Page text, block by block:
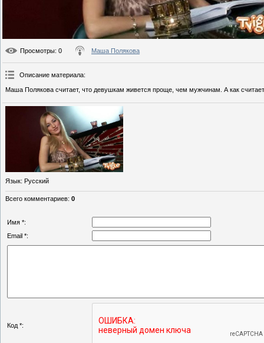
Просмотры: 0 Маша Полякова
Описание материала:
Маша Полякова считает, что девушкам живется проще, чем мужчинам. А как
Язык: Русский
Всего комментариев: 0
Имя *:
Email *:
Код *: